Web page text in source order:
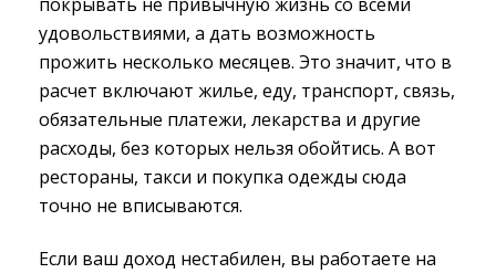
удовольствиями, а дать возможность
прожить несколько месяцев. Это значит, что в
расчет включают жилье, еду, транспорт, связь,
обязательные платежи, лекарства и другие
расходы, без которых нельзя обойтись. А вот
рестораны, такси и покупка одежды сюда
точно не вписываются.
Если ваш доход нестабилен, вы работаете на